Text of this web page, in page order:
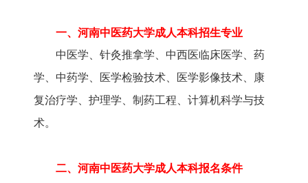
一、河南中医药大学成人本科招生专业
中医学、针灸推拿学、中西医临床医学、药
学、中药学、医学检验技术、医学影像技术、康
复治疗学、护理学、制药工程、计算机科学与技
术。
二、河南中医药大学成人本科报名条件